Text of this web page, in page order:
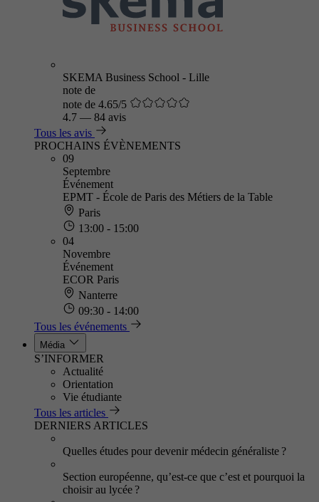
SKEMA Business School - Lille
note de
note de 4.65/5
4.7 — 84 avis
Tous les avis
PROCHAINS ÉVÈNEMENTS
09
Septembre
Événement
EPMT - École de Paris des Métiers de la Table
Paris
13:00 - 15:00
04
Novembre
Événement
ECOR Paris
Nanterre
09:30 - 14:00
Tous les événements
Média
S’INFORMER
Actualité
Orientation
Vie étudiante
Tous les articles
DERNIERS ARTICLES
Quelles études pour devenir médecin généraliste ?
Section européenne, qu’est-ce que c’est et pourquoi la
choisir au lycée ?